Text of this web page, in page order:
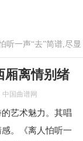
听一声“去”简谱,尽显
厢离情别绪
中国曲谱网
艺术魅力。其唱
。《离人怕听一